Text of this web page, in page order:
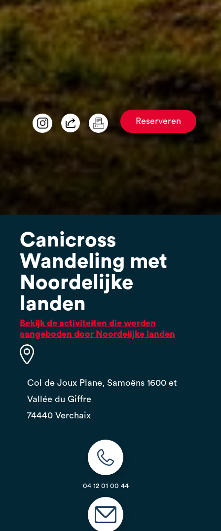
Reserveren
Canicross
Wandeling met
Noordelijke
landen
Bekijk de activiteiten die worden
aangeboden door Noordelijke landen
Col de Joux Plane, Samoëns 1600 et
Vallée du Giffre
74440 Verchaix
04 12 01 00 44